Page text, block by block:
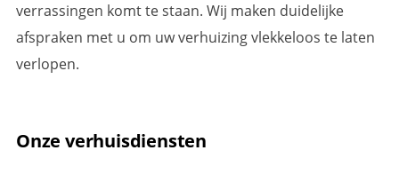
verrassingen komt te staan. Wij maken duidelijke
afspraken met u om uw verhuizing vlekkeloos te laten
verlopen.
Onze verhuisdiensten